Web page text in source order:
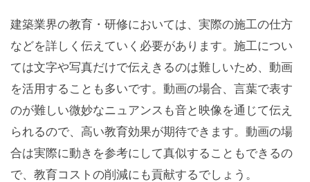
建築業界の教育・研修においては、実際の施工の仕方
などを詳しく伝えていく必要があります。施工につい
ては文字や写真だけで伝えきるのは難しいため、動画
を活用することも多いです。動画の場合、言葉で表す
のが難しい微妙なニュアンスも音と映像を通じて伝え
られるので、高い教育効果が期待できます。動画の場
合は実際に動きを参考にして真似することもできるの
で、教育コストの削減にも貢献するでしょう。